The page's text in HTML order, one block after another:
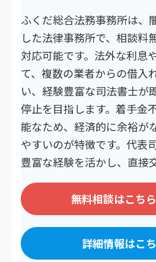
ふくだ総合法務事務所は、
した法律事務所で、相談料
対応可能です。法外な利息
て、複数の業者からの借入
い、経験豊富な司法書士が
停止を目指します。着手金
能なため、経済的に余裕が
やすいのが特徴です。代表
豊富な経験を活かし、直接
無料相談はこち
詳細情報はこ